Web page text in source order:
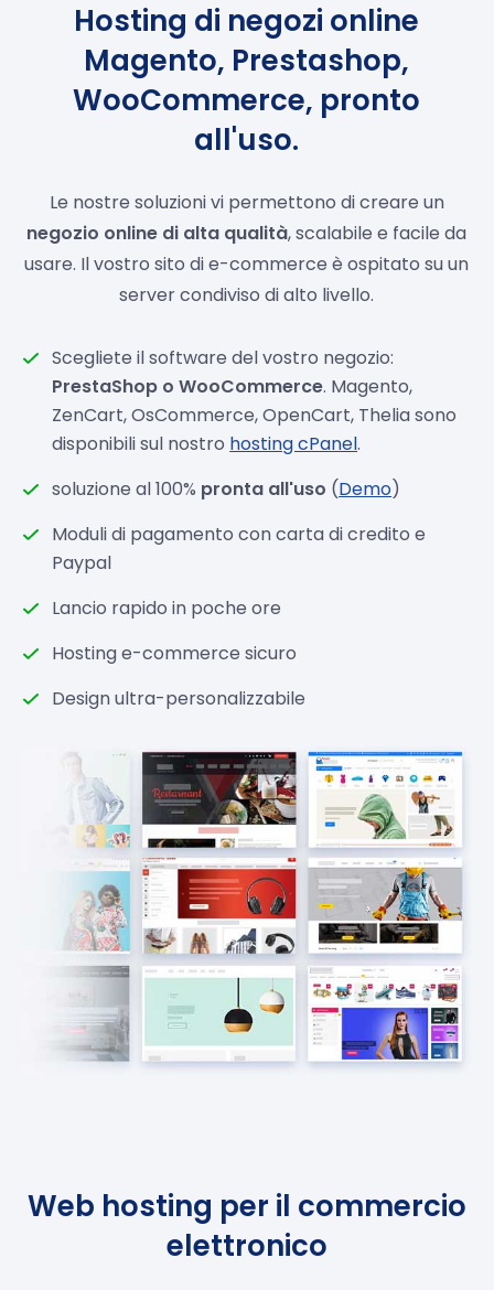
Hosting di negozi online
Magento, Prestashop,
WooCommerce, pronto
all'uso.
Le nostre soluzioni vi permettono di creare un
negozio online di alta qualità, scalabile e facile da
usare. Il vostro sito di e-commerce è ospitato su un
server condiviso di alto livello.
Scegliete il software del vostro negozio:
PrestaShop o WooCommerce. Magento,
ZenCart, OsCommerce, OpenCart, Thelia sono
disponibili sul nostro hosting cPanel.
soluzione al 100% pronta all'uso (Demo)
Moduli di pagamento con carta di credito e
Paypal
Lancio rapido in poche ore
Hosting e-commerce sicuro
Design ultra-personalizzabile
Web hosting per il commercio
elettronico